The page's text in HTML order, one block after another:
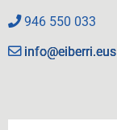
946 550 033
info@eiberri.eus